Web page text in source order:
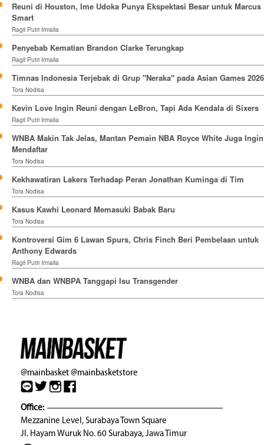
Reuni di Houston, Ime Udoka Punya Ekspektasi Besar untuk Marcus
Smart
Ragil Putri Irmalia
Penyebab Kematian Brandon Clarke Terungkap
Ragil Putri Irmalia
Timnas Indonesia Terjebak di Grup "Neraka" pada Asian Games 2026
Tora Nodisa
Kevin Love Ingin Reuni dengan LeBron, Tapi Ada Kendala di Sixers
Ragil Putri Irmalia
WNBA Makin Tak Jelas, Mantan Pemain NBA Royce White Juga Ingin
Mendaftar
Tora Nodisa
Kekhawatiran Lakers Terhadap Peran Jonathan Kuminga di Tim
Tora Nodisa
Kasus Kawhi Leonard Memasuki Babak Baru
Tora Nodisa
Kontroversi Gim 6 Lawan Spurs, Chris Finch Beri Pembelaan untuk
Anthony Edwards
Ragil Putri Irmalia
WNBA dan WNBPA Tanggapi Isu Transgender
Tora Nodisa
@mainbasket@mainbasketstore
Office:
Mezzanine Level, Surabaya Town Square
Jl. Hayam Wuruk No. 60 Surabaya, Jawa Timur